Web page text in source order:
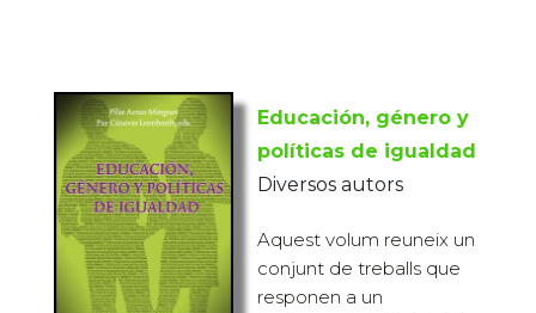
Educación, género y
políticas de igualdad
Diversos autors
Aquest volum reuneix un
conjunt de treballs que
responen a un